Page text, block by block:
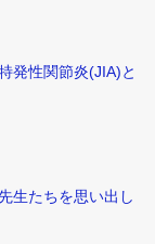
発性関節炎(JIA)と
生たちを思い出し